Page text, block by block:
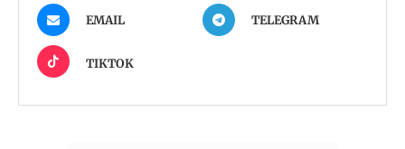
EMAIL TELEGRAM
TIKTOK